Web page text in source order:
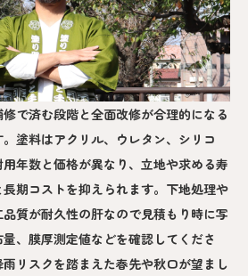
で済む段階と全面改修が合理的になる
塗料はアクリル、ウレタン、シリコ
年数と価格が異なり、立地や求める寿
期コストを抑えられます。下地処理や
質が耐久性の肝なので見積もり時に写
、膜厚測定値などを確認してくださ
リスクを踏まえた春先や秋口が望まし